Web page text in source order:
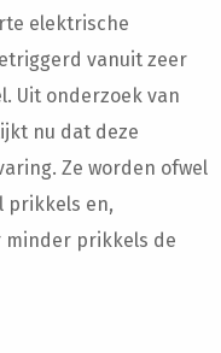
elektrische
vanuit zeer
Uit onderzoek van
nu dat deze
Ze worden ofwel
prikkels en,
minder prikkels de